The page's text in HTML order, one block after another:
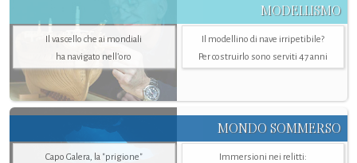
MODELLISMO
Il vascello che ai mondiali
ha navigato nell’oro
Il modellino di nave irripetibile?
Per costruirlo sono serviti 47 anni
MONDO SOMMERSO
Capo Galera, la "prigione"
Immersioni nei relitti: